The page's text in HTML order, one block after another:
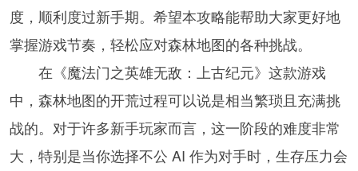
度，顺利度过新手期。希望本攻略能帮助大家更好地
掌握游戏节奏，轻松应对森林地图的各种挑战。
在《魔法门之英雄无敌：上古纪元》这款游戏
中，森林地图的开荒过程可以说是相当繁琐且充满挑
战的。对于许多新手玩家而言，这一阶段的难度非常
大，特别是当你选择不公 AI 作为对手时，生存压力会